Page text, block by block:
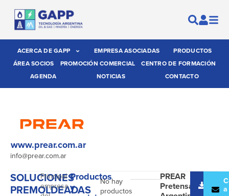
ACERCA DE GAPP EMPRESA ASOCIADAS
PRODUCTOS
ÁREA SOCIOS
PROMOCIÓN COMERCIAL
CENTRO DE FORMACIÓN
AGENDA
NOTICIAS CONTACTO
www.prear.com.ar
info@prear.com.ar
SOLUCIONES
PREMOLDEADAS
Principal
empresa
Productos
y
No hay
productos
PREAR
Pretensados